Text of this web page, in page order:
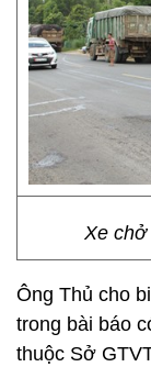
Xe chở
Ông Thủ cho
trong bài báo
thuộc Sở